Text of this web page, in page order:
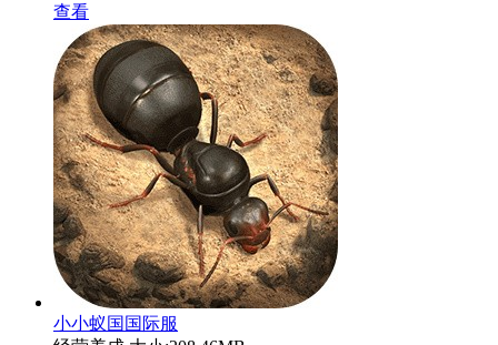
查看
小小蚁国国际服